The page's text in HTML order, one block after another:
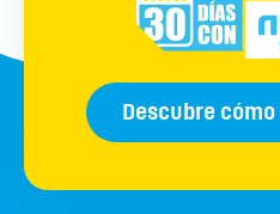
Descubre